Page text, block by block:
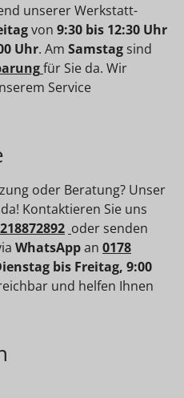
unserer Werkstatt-
von 9:30 bis 12:30 Uhr
Uhr. Am Samstag sind
für Sie da. Wir
Service
oder Beratung? Unser
Kontaktieren Sie uns
oder senden
WhatsAppan 0178
bis Freitag, 9:00
und helfen Ihnen